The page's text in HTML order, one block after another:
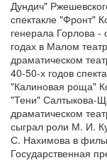
Дундич"
спектакле "Фронт"
генерала Горлова
годах в Малом
драматическом
40-50-х годов
"Калиновая роща"
"Тени" Салтыкова-
драматическом
сыграл роли М. И.
С. Нахимова в
Государственная